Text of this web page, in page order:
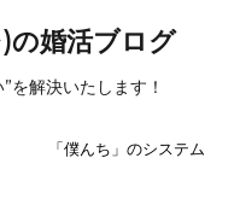
の婚活ブログ
を解決いたします！
「僕んち」のシステム